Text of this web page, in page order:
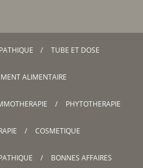
TUBE ET DOSE
ALIMENTAIRE
PHYTOTHERAPIE
COSMETIQUE
BONNES AFFAIRES